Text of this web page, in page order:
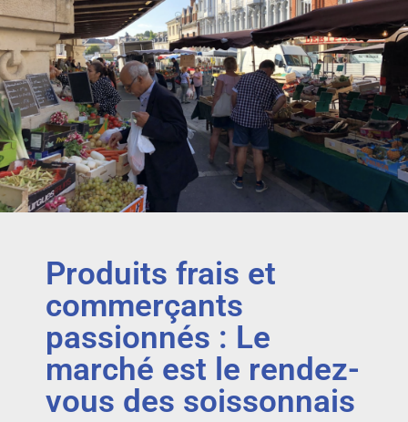
Produits frais et
commerçants
passionnés : Le
marché est le rendez-
vous des soissonnais